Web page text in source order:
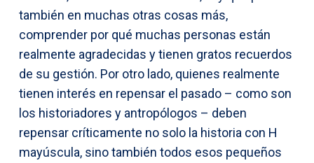
también en muchas otras cosas más,
comprender por qué muchas personas están
realmente agradecidas y tienen gratos recuerdos
de su gestión. Por otro lado, quienes realmente
tienen interés en repensar el pasado – como son
los historiadores y antropólogos – deben
repensar críticamente no solo la historia con H
mayúscula, sino también todos esos pequeños